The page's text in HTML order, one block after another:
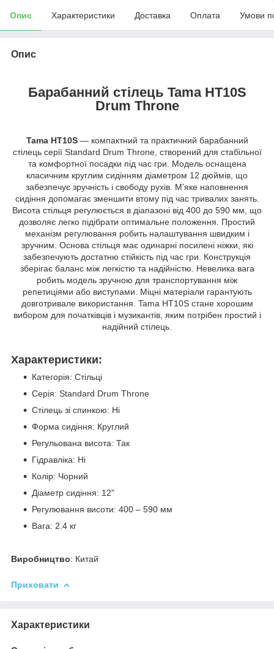
Опис Характеристики Доставка Оплата Умови
Опис
Барабанний стілець Tama HT10S
Drum Throne
Tama HT10S— компактний та практичний барабанний
стілець серії Standard Drum Throne, створений для стабільної
та комфортної посадки під час гри. Модель оснащена
класичним круглим сидінням діаметром 12 дюймів, що
забезпечує зручність і свободу рухів. М’яке наповнення
сидіння допомагає зменшити втому під час тривалих занять.
Висота стільця регулюється в діапазоні від 400 до 590 мм, що
дозволяє легко підібрати оптимальне положення. Простий
механізм регулювання робить налаштування швидким і
зручним. Основа стільця має одинарні посилені ніжки, які
забезпечують достатню стійкість під час гри. Конструкція
зберігає баланс між легкістю та надійністю. Невелика вага
робить модель зручною для транспортування між
репетиціями або виступами. Міцні матеріали гарантують
довготривале використання. Tama HT10S стане хорошим
вибором для початківців і музикантів, яким потрібен простий і
надійний стілець.
Характеристики:
Категорія: Стільці
Серія: Standard Drum Throne
Стілець зі спинкою: Ні
Форма сидіння: Круглий
Регульована висота: Так
Гідравліка: Ні
Колір: Чорний
Діаметр сидіння: 12"
Регулювання висоти: 400 – 590 мм
Вага: 2.4 кг
Виробництво: Китай
Приховати
Характеристики